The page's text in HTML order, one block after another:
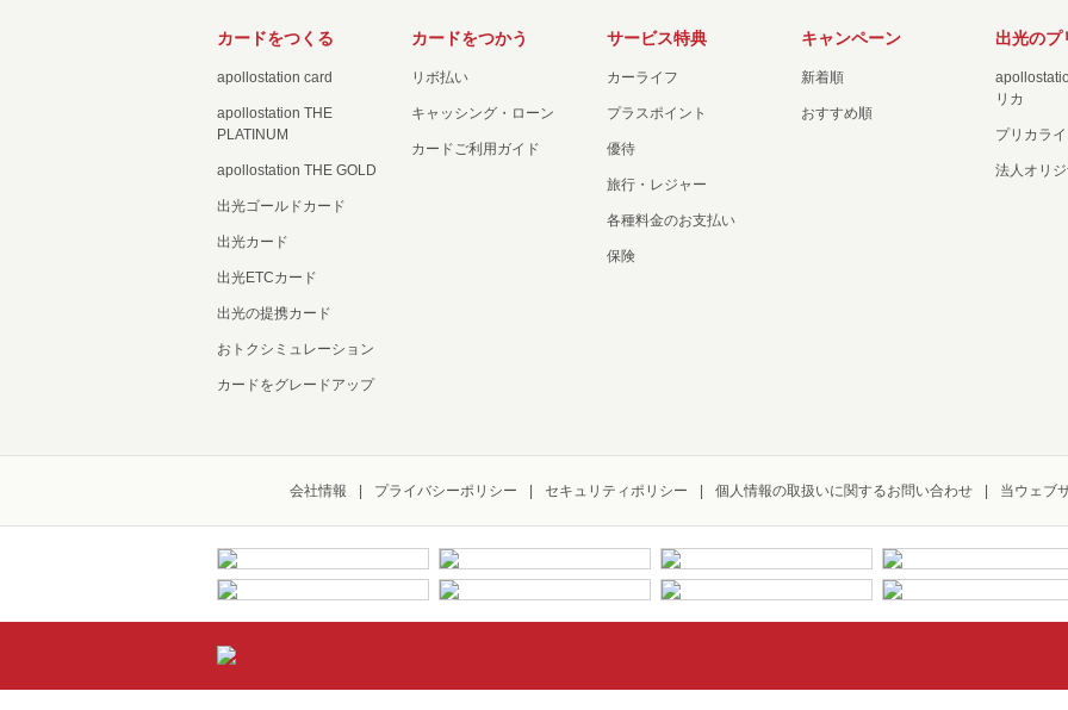
カードをつくる
apollostation card
apollostation THE
PLATINUM
apollostation THE GOLD
出光ゴールドカード
出光カード
出光ETCカード
出光の提携カード
おトクシミュレーション
カードをグレードアップ
カードをつかう
リボ払い
キャッシング・ローン
カードご利用ガイド
サービス特典
カーライフ
プラスポイント
優待
旅行・レジャー
各種料金のお支払い
保険
キャンペーン
新着順
おすすめ順
出光のプ
リカ
プリカラ
法人オリ
会社情報 プライバシーポリシー セキュリティポリシー 個人情報の取扱いに関するお問い合わせ 当ウェブ